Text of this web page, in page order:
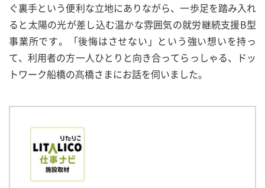
ぐ裏手という便利な立地にありながら、一歩足を踏み入れ
ると太陽の光が差し込む温かな雰囲気の就労継続支援B型
事業所です。「後悔はさせない」という強い想いを持っ
て、利用者の方一人ひとりと向き合ってらっしゃる、ドッ
トワーク船橋の髙橋さまにお話を伺いました。